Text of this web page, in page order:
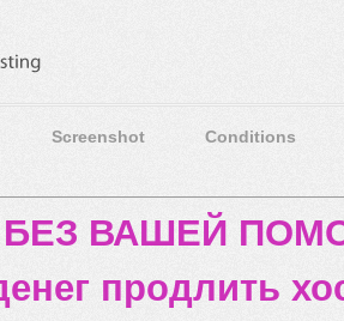
Screenshot Conditions
БЕЗ ВАШЕЙ
продлить